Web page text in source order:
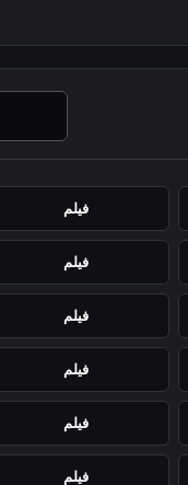
فيلم
فيلم
فيلم
فيلم
فيلم
فيلم